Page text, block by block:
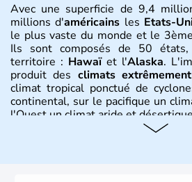
Avec une superficie de 9,4
millions d'américains les Etats-
le plus vaste du monde et le
Ils sont composés de 50
territoire : Hawaïet l'Alaska.
produit des climats
climat tropical ponctué de
continental, sur le pacifique un
l'Ouest un climat aride et désertique.